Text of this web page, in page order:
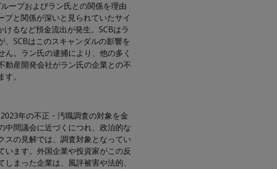
ープおよびラン氏との関係を理由
と関係が深いと見られていたサイ
るなど預金流出が発生。SCBはラ
SCBはこのスキャンダルの影響を
。ラン氏の逮捕により、他の多く
動産開発会社がラン氏の企業との不
。
年の不正・汚職調査の対象を金
中間議会に近づくにつれ、政治的な
スの見解では、調査対象となってい
います。外国企業や投資家がこの反
まった企業は、風評被害や法的、